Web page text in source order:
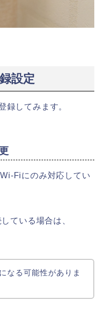
設定
録してみます。
Fiにのみ対応してい
ている場合は、
なる可能性がありま